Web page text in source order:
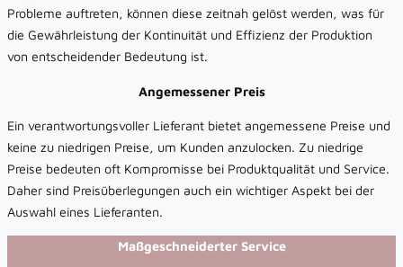
Probleme auftreten, können diese zeitnah gelöst werden, was für
die Gewährleistung der Kontinuität und Effizienz der Produktion
von entscheidender Bedeutung ist.
Angemessener Preis
Ein verantwortungsvoller Lieferant bietet angemessene Preise und
keine zu niedrigen Preise, um Kunden anzulocken. Zu niedrige
Preise bedeuten oft Kompromisse bei Produktqualität und Service.
Daher sind Preisüberlegungen auch ein wichtiger Aspekt bei der
Auswahl eines Lieferanten.
Maßgeschneiderter Service